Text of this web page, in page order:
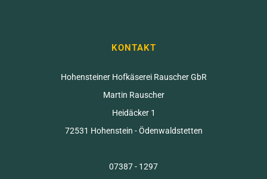
KONTAKT
Hohensteiner Hofkäserei Rauscher GbR
Martin Rauscher
Heidäcker 1
72531 Hohenstein - Ödenwaldstetten
07387 - 1297